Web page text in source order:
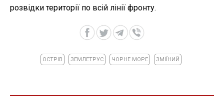
розвідки території по всій лінії фронту.
ОСТРІВ ЗЕМЛЕТРУС ЧОРНЕ МОРЕ ЗМІЇНИЙ